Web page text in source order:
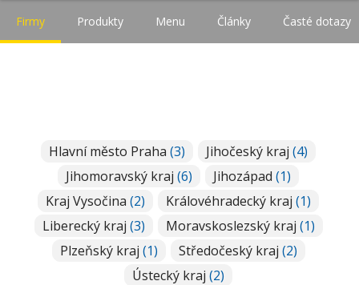
Firmy Produkty Menu Články Časté dotazy
Hlavní město Praha (3) Jihočeský kraj (4)
Jihomoravský kraj (6) Jihozápad (1)
Kraj Vysočina (2) Královéhradecký kraj (1)
Liberecký kraj (3) Moravskoslezský kraj (1)
Plzeňský kraj (1) Středočeský kraj (2)
Ústecký kraj (2)